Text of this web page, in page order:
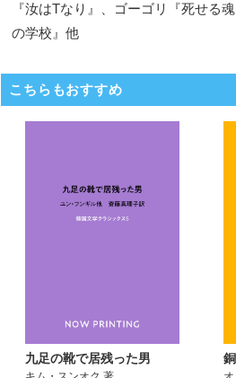
『汝はTなり』、ゴーゴリ『死せる
の学校』他
こちらもおすすめ
九足の靴で居残った男